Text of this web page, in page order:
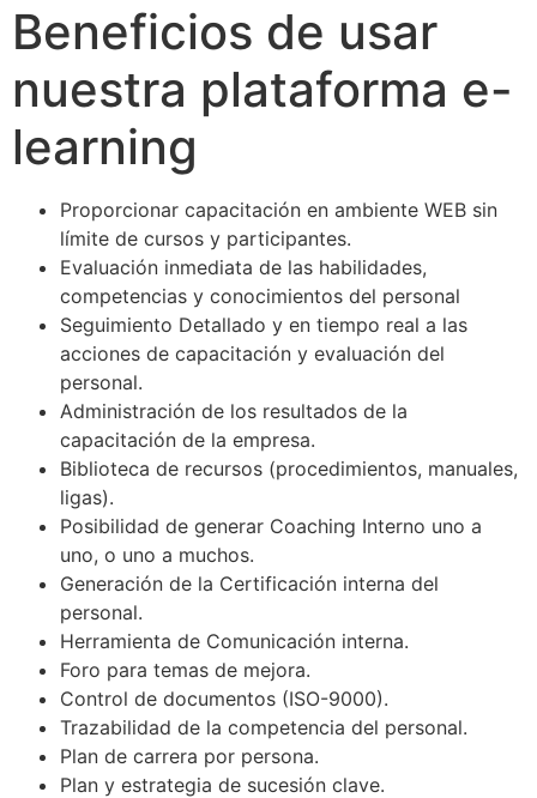
Beneficios de usar
nuestra plataforma e-
learning
Proporcionar capacitación en ambiente WEB sin
límite de cursos y participantes.
Evaluación inmediata de las habilidades,
competencias y conocimientos del personal
Seguimiento Detallado y en tiempo real a las
acciones de capacitación y evaluación del
personal.
Administración de los resultados de la
capacitación de la empresa.
Biblioteca de recursos (procedimientos, manuales,
ligas).
Posibilidad de generar Coaching Interno uno a
uno, o uno a muchos.
Generación de la Certificación interna del
personal.
Herramienta de Comunicación interna.
Foro para temas de mejora.
Control de documentos (ISO-9000).
Trazabilidad de la competencia del personal.
Plan de carrera por persona.
Plan y estrategia de sucesión clave.